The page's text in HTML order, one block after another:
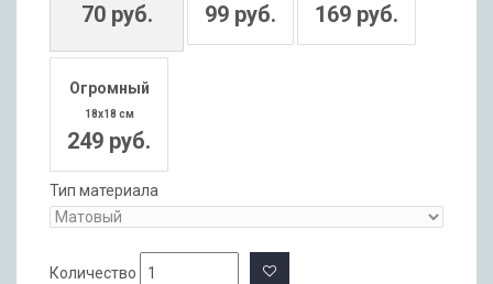
70 руб. 99 руб. 169 руб.
Огромный
18x18 см
249 руб.
Тип материала
Количество